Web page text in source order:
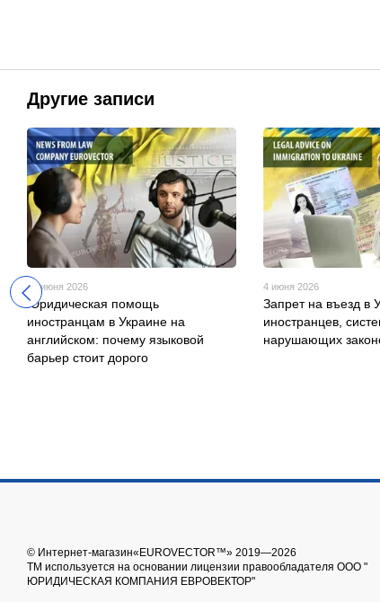
Другие записи
10 июня 2026
Юридическая помощь
иностранцам в Украине на
английском: почему языковой
барьер стоит дорого
4 июня 2026
Запрет на въезд в
иностранцев,
нарушающих
© Интернет-магазин«EUROVECTOR™» 2019—2026
ТМ используется на основании лицензии правообладателя ООО "
ЮРИДИЧЕСКАЯ КОМПАНИЯ ЕВРОВЕКТОР"